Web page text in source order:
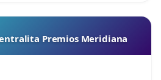
Premios Meridiana